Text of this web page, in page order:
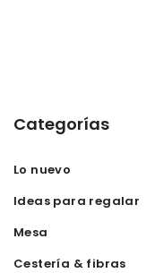
Categorías
Lo nuevo
Ideas para regalar
Mesa
Cestería & fibras